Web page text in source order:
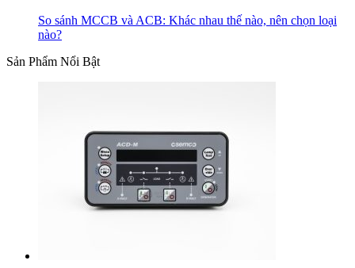
So sánh MCCB và ACB: Khác nhau thế nào, nên chọn loại
nào?
Sản Phẩm Nổi Bật